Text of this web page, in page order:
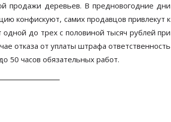
продажи деревьев. В предновогодние дни
конфискуют, самих продавцов привлекут к
до трех с половиной тысяч рублей при
отказа от уплаты штрафа ответственность
50 часов обязательных работ.